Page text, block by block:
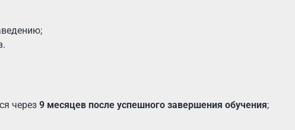
через 9 месяцев после успешного завершения обучения;